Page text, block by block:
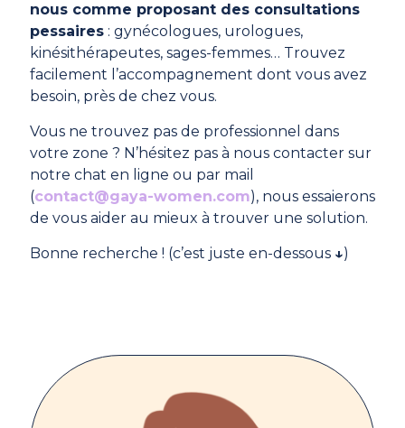
nous comme proposant des consultations
pessaires : gynécologues, urologues,
kinésithérapeutes, sages-femmes… Trouvez
facilement l’accompagnement dont vous avez
besoin, près de chez vous.
Vous ne trouvez pas de professionnel dans
votre zone ? N’hésitez pas à nous contacter sur
notre chat en ligne ou par mail
(contact@gaya-women.com), nous essaierons
de vous aider au mieux à trouver une solution.
Bonne recherche ! (c’est juste en-dessous ↓)